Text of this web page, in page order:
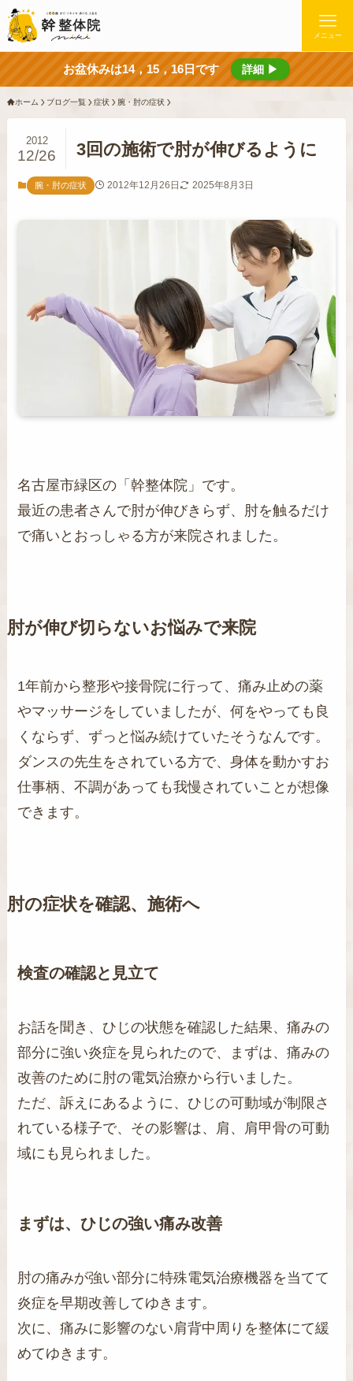
メニュー
お盆休みは14，15，16日です 詳細 ▶
ホーム ブログ一覧 症状 腕・肘の症状
3回の施術で肘が伸びるように
2012
12/26
腕・肘の症状 2012年12月26日 2025年8月3日
名古屋市緑区の「幹整体院」です。
最近の患者さんで肘が伸びきらず、肘を触るだけ
で痛いとおっしゃる方が来院されました。
肘が伸び切らないお悩みで来院
1年前から整形や接骨院に行って、痛み止めの薬
やマッサージをしていましたが、何をやっても良
くならず、ずっと悩み続けていたそうなんです。
ダンスの先生をされている方で、身体を動かすお
仕事柄、不調があっても我慢されていことが想像
できます。
肘の症状を確認、施術へ
検査の確認と見立て
お話を聞き、ひじの状態を確認した結果、痛みの
部分に強い炎症を見られたので、まずは、痛みの
改善のために肘の電気治療から行いました。
ただ、訴えにあるように、ひじの可動域が制限さ
れている様子で、その影響は、肩、肩甲骨の可動
域にも見られました。
まずは、ひじの強い痛み改善
肘の痛みが強い部分に特殊電気治療機器を当てて
炎症を早期改善してゆきます。
次に、痛みに影響のない肩背中周りを整体にて緩
めてゆきます。